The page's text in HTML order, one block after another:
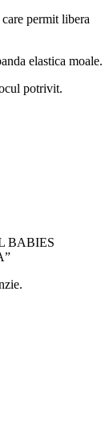
permit libera
elastica moale.
potrivit.
BABIES